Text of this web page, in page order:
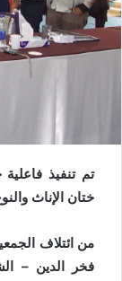
تم تنفيذ
ختان الإناث
من ائتلاف
فخر الدين –